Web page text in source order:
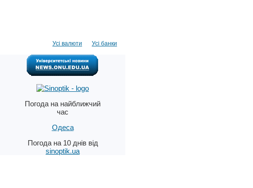
Усі банки
Усі валюти
Погода на найближчий
час
Одеса
Погода на 10 днів від
sinoptik.ua